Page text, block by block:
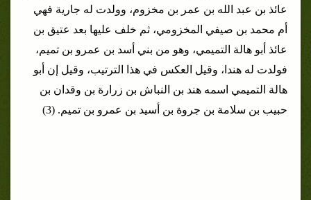
عائذ بن عبد الله بن عمر بن مخزوم، وولدت له جارية فهي
أم محمد بن صيفي المخزومي، ثم خلف عليها بعد عتيق بن
عائذ أبو هالة التميمي، وهو من بني أسد بن عمرو بن تميم،
فولدت له هندا، وقيل العكس في هذا الترتيب، وقيل إن أبو
هالة التميمي اسمه هند بن النباش بن زرارة بن وقدان بن
حبيب بن سلامة بن جروة بن أسيد بن عمرو بن تميم. (3)